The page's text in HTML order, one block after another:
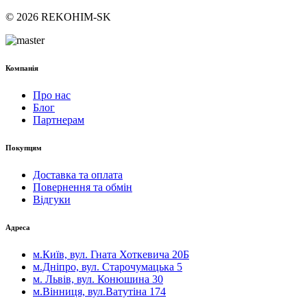
© 2026 REKOHIM-SK
Компанія
Про нас
Блог
Партнерам
Покупцям
Доставка та оплата
Повернення та обмін
Відгуки
Адреса
м.Київ, вул. Гната Хоткевича 20Б
м.Дніпро, вул. Старочумацька 5
м. Львів, вул. Конюшина 30
м.Вінниця, вул.Ватутіна 174